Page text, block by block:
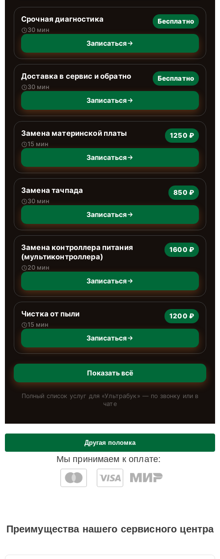
Срочная диагностика
30 мин
Бесплатно
Записаться
Доставка в сервис и обратно
30 мин
Бесплатно
Записаться
Замена материнской платы
15 мин
1250 ₽
Записаться
Замена тачпада
30 мин
850 ₽
Записаться
Замена контроллера питания
(мультиконтроллера)
20 мин
1600 ₽
Записаться
Чистка от пыли
15 мин
1200 ₽
Записаться
Показать всё
Полный список услуг для «Ультрабук » — по звонку или в
чате
Мы принимаем к оплате:
Другая поломка
Преимущества нашего сервисного центра